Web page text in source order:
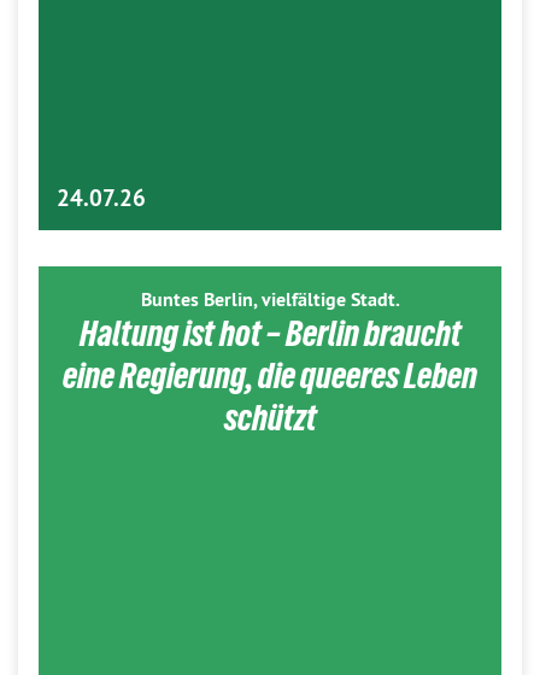
24.07.26
Buntes Berlin, vielfältige Stadt.
Haltung ist hot – Berlin braucht
eine Regierung, die queeres Leben
schützt